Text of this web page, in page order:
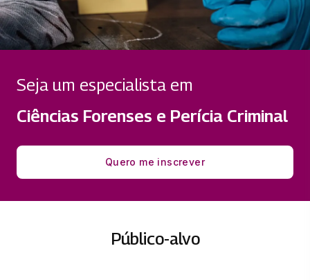
Seja um especialista em
Ciências Forenses e Perícia Criminal
Quero me inscrever
Público-alvo